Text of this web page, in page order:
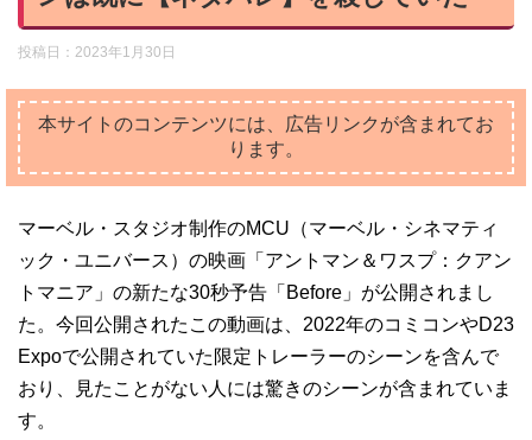
投稿日： 2023年1月30日
本サイトのコンテンツには、広告リンクが含まれてお
ります。
マーベル・スタジオ制作のMCU（マーベル・シネマティ
ック・ユニバース）の映画「アントマン＆ワスプ：クアン
トマニア」の新たな30秒予告「Before」が公開されまし
た。今回公開されたこの動画は、2022年のコミコンやD23
Expoで公開されていた限定トレーラーのシーンを含んで
おり、見たことがない人には驚きのシーンが含まれていま
す。